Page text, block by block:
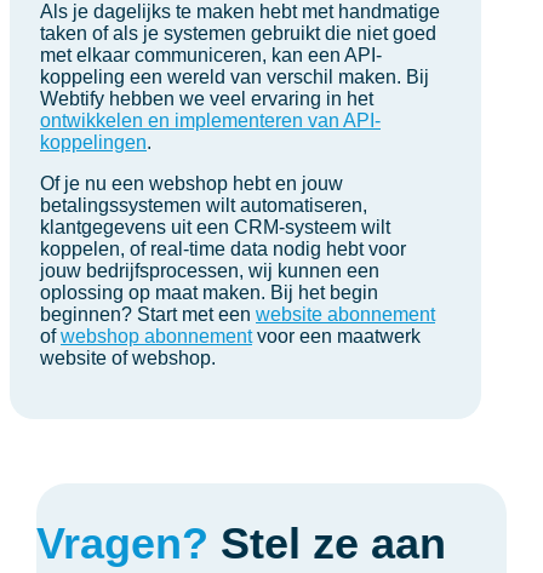
Als je dagelijks te maken hebt met handmatige
taken of als je systemen gebruikt die niet goed
met elkaar communiceren, kan een API-
koppeling een wereld van verschil maken. Bij
Webtify hebben we veel ervaring in het
ontwikkelen en implementeren van API-
koppelingen.
Of je nu een webshop hebt en jouw
betalingssystemen wilt automatiseren,
klantgegevens uit een CRM-systeem wilt
koppelen, of real-time data nodig hebt voor
jouw bedrijfsprocessen, wij kunnen een
oplossing op maat maken. Bij het begin
beginnen? Start met een website abonnement
ofwebshop abonnementvoor een maatwerk
website of webshop.
Vragen? Stel ze aan